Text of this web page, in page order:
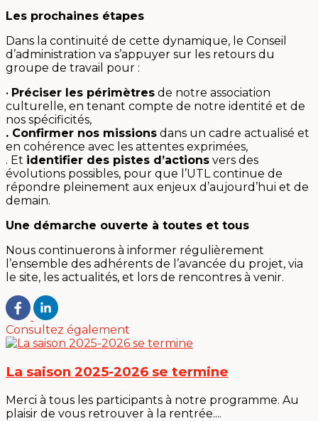
Les prochaines étapes
Dans la continuité de cette dynamique, le Conseil
d’administration va s’appuyer sur les retours du
groupe de travail pour :
• Préciser les périmètres de notre association
culturelle, en tenant compte de notre identité et de
nos spécificités,
. Confirmer nos missions dans un cadre actualisé et
en cohérence avec les attentes exprimées,
. Et identifier des pistes d’actions vers des
évolutions possibles, pour que l’UTL continue de
répondre pleinement aux enjeux d’aujourd’hui et de
demain.
Une démarche ouverte à toutes et tous
Nous continuerons à informer régulièrement
l’ensemble des adhérents de l’avancée du projet, via
le site, les actualités, et lors de rencontres à venir.
Consultez également
La saison 2025-2026 se termine
Merci à tous les participants à notre programme. Au
plaisir de vous retrouver à la rentrée....